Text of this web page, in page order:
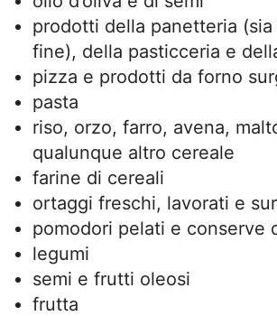
prodotti della panetteria
fine), della pasticceria e
pizza e prodotti da forno
pasta
riso, orzo, farro, avena,
qualunque altro cereale
farine di cereali
ortaggi freschi, lavorati e
pomodori pelati e conserve
legumi
semi e frutti oleosi
frutta